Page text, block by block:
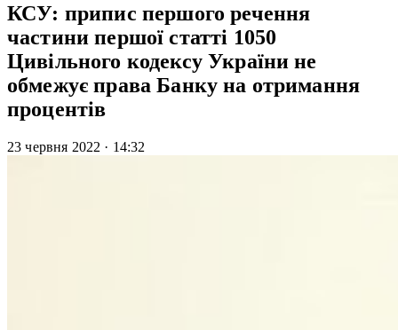
КСУ: припис першого речення
частини першої статті 1050
Цивільного кодексу України не
обмежує права Банку на отримання
процентів
23 червня 2022 · 14:32